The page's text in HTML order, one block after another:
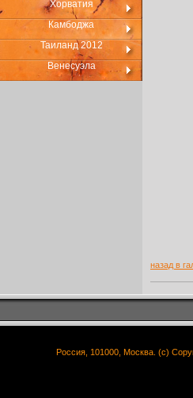
Хорватия
Камбоджа
Таиланд 2012
Венесуэла
назад в
Россия, 101000, Москва. (c)